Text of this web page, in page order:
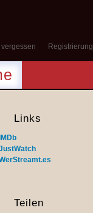
vergessen Registrierung
Links
IMDb
Teilen